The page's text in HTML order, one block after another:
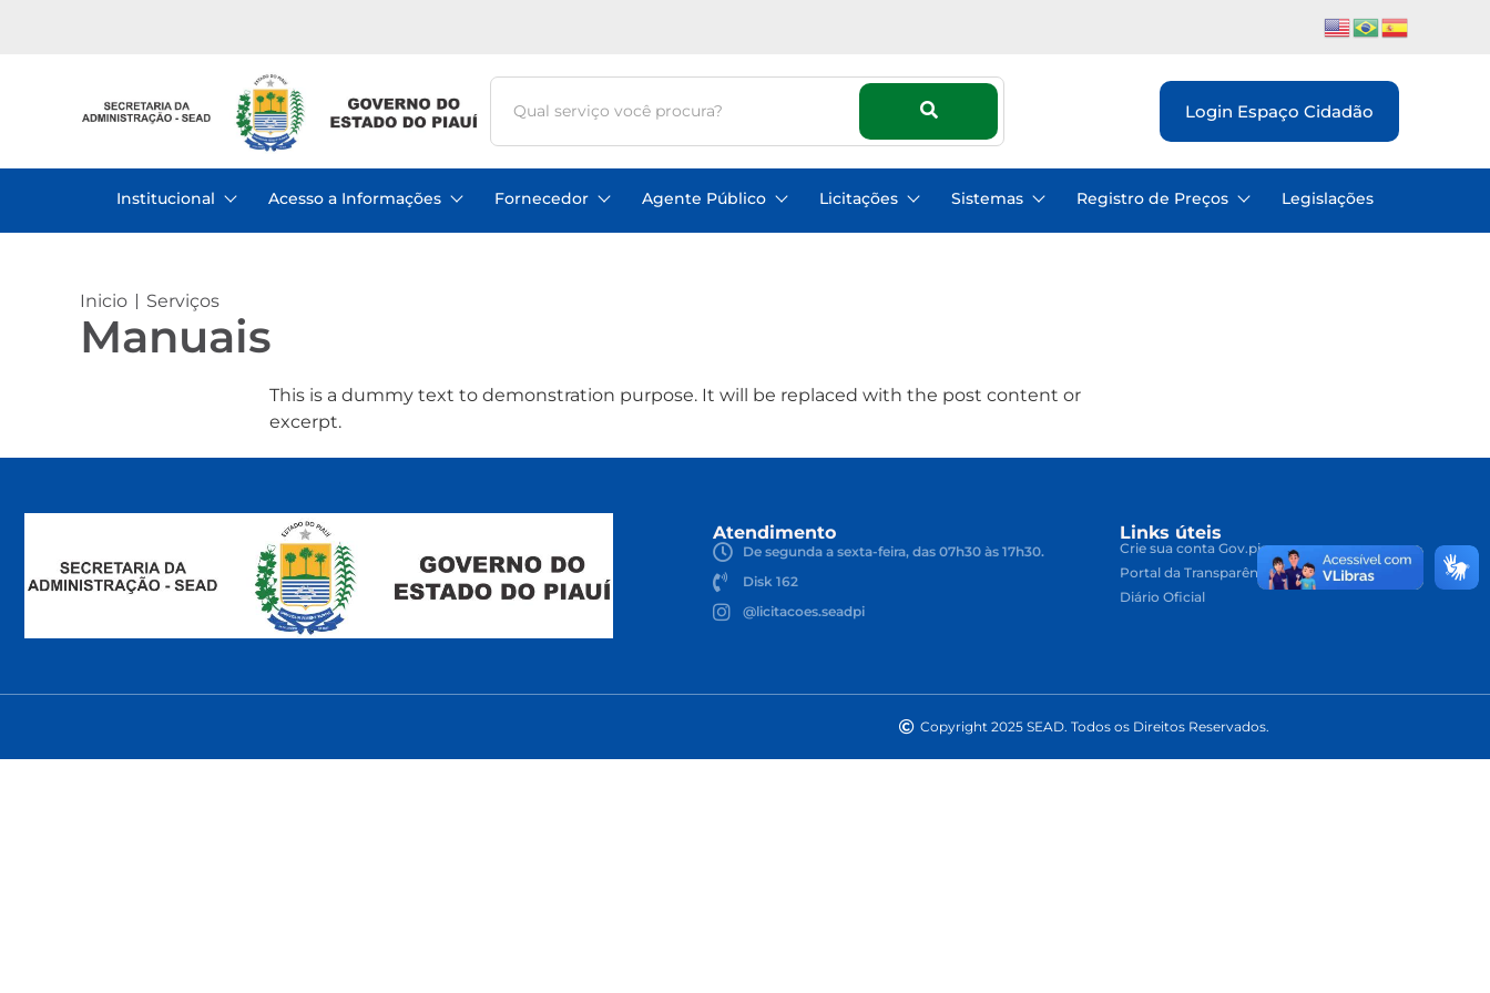
Login Espaço Cidadão
Institucional Acesso a Informações Fornecedor Agente Público Licitações Sistemas Registro de Preços Legislações
Inicio Serviços
Manuais
This is a dummy text to demonstration purpose. It will be replaced with the post content or
excerpt.
Atendimento
De segunda a sexta-feira, das 07h30 às 17h30.
Disk 162
@licitacoes.seadpi
Links úteis
Crie sua conta Gov.pi
Portal da Transparência
Diário Oficial
Copyright 2025 SEAD. Todos os Direitos Reservados.